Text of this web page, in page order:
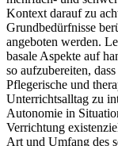
Kontext darauf zu
Grundbedürfnisse
angeboten werden.
basale Aspekte auf
so aufzubereiten,
Pflegerische und
Unterrichtsalltag zu
Autonomie in
Verrichtung
Art und Umfang des